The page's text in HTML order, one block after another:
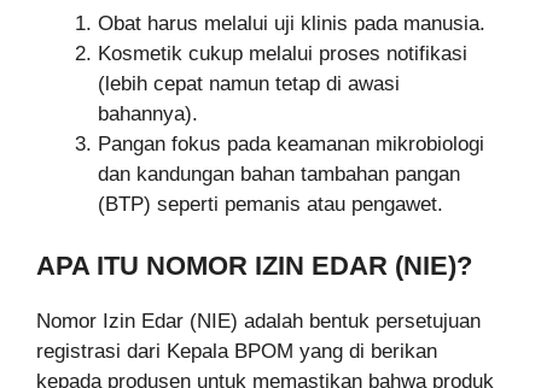
Obat harus melalui uji klinis pada manusia.
Kosmetik cukup melalui proses notifikasi
(lebih cepat namun tetap di awasi
bahannya).
Pangan fokus pada keamanan mikrobiologi
dan kandungan bahan tambahan pangan
(BTP) seperti pemanis atau pengawet.
APA ITU NOMOR IZIN EDAR (NIE)?
Nomor Izin Edar (NIE) adalah bentuk persetujuan
registrasi dari Kepala BPOM yang di berikan
kepada produsen untuk memastikan bahwa produk